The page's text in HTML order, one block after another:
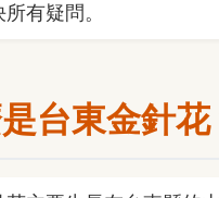
有疑問。
台東金針花